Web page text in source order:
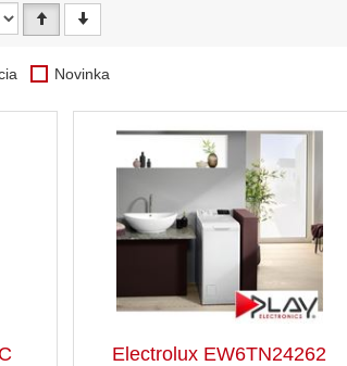
Novinka
Electrolux EW6TN24262